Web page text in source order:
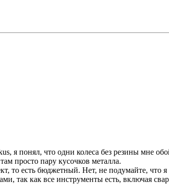
я понял, что одни колеса без резины мне
просто пару кусочков металла.
то есть бюджетный. Нет, не подумайте, что
так как все инструменты есть, включая